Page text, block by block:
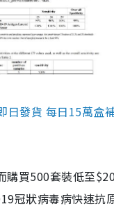
日發貨 每日15萬盒
購買500套裝低至
冠狀病毒病快速抗